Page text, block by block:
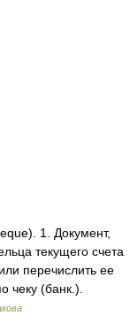
1. Документ,
текущего счета
перечислить ее
чеку (банк.).